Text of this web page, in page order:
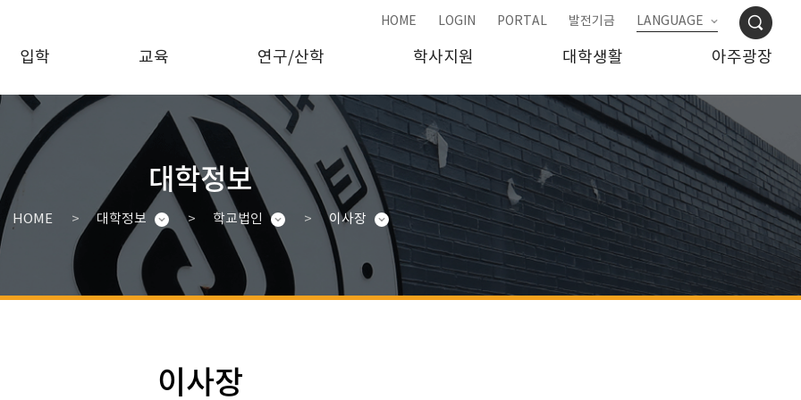
HOME LOGIN PORTAL 발전기금 LANGUAGE
입학 교육 연구/산학 학사지원 대학생활 아주광장
대학정보
HOME 대학정보 학교법인 이사장
이사장